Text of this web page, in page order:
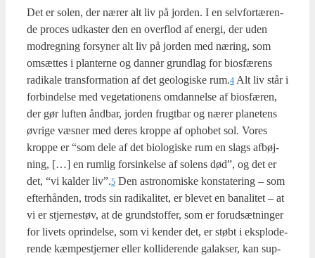
Det er solen, der nærer alt liv på jor­den. I en selv­for­tæ­ren­
de pro­ces udka­ster den en over­flod af ener­gi, der uden
modreg­ning for­sy­ner alt liv på jor­den med næring, som
omsæt­tes i plan­ter­ne og dan­ner grund­lag for bios­fæ­rens
radi­ka­le trans­for­ma­tion af det geo­lo­gi­ske rum.4 Alt liv står i
for­bin­del­se med vege­ta­tio­nens omdan­nel­se af bios­fæ­ren,
der gør luf­ten ånd­bar, jor­den frugt­bar og nærer pla­ne­tens
øvri­ge væs­ner med deres krop­pe af opho­bet sol. Vores
krop­pe er “som dele af det bio­lo­gi­ske rum en slags afbøj­
ning, […] en rum­lig for­sin­kel­se af solens død”, og det er
det, “vi kal­der liv”.5 Den astro­no­mi­ske kon­sta­te­ring – som
efter­hån­den, trods sin radi­ka­li­tet, er ble­vet en bana­li­tet – at
vi er stjer­ne­støv, at de grund­stof­fer, som er for­ud­sæt­nin­ger
for livets oprin­del­se, som vi ken­der det, er støbt i eks­plo­de­
ren­de kæm­pe­stjer­ner eller kol­li­de­ren­de galak­ser, kan sup­